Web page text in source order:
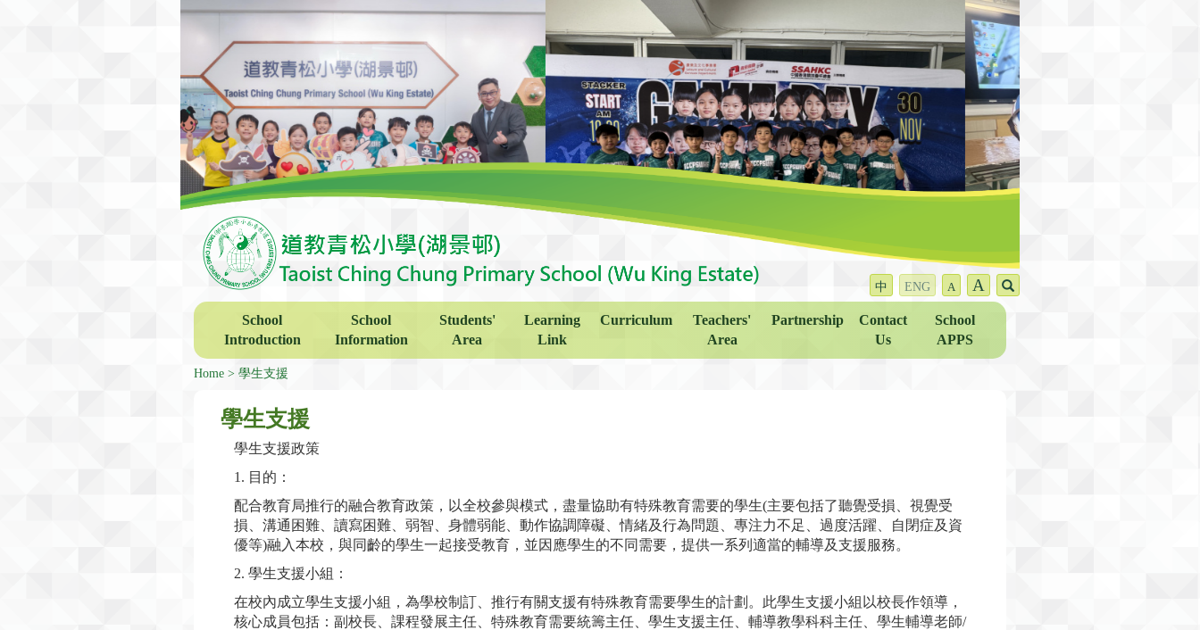
中 ENG A A
School
Introduction
School
Information
Students'
Area
Learning
Link
Curriculum
Teachers'
Area
Partnership
Contact
Us
School
APPS
Home 學生支援
學生支援
學生支援政策
1. 目的：
配合教育局推行的融合教育政策，以全校參與模式，盡量協助有特殊教育需要的學生(主要包括了聽覺受損、視覺受
損、溝通困難、讀寫困難、弱智、身體弱能、動作協調障礙、情緒及行為問題、專注力不足、過度活躍、自閉症及資
優等)融入本校，與同齡的學生一起接受教育，並因應學生的不同需要，提供一系列適當的輔導及支援服務。
2. 學生支援小組：
在校內成立學生支援小組，為學校制訂、推行有關支援有特殊教育需要學生的計劃。此學生支援小組以校長作領導，
核心成員包括：副校長、課程發展主任、特殊教育需要統籌主任、學生支援主任、輔導教學科科主任、學生輔導老師/